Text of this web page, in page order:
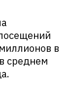
в
среднем